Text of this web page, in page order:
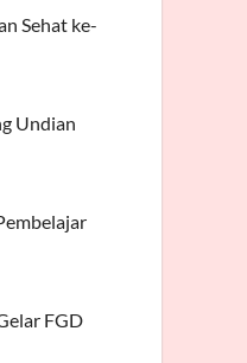
Sehat ke-
Undian
FGD